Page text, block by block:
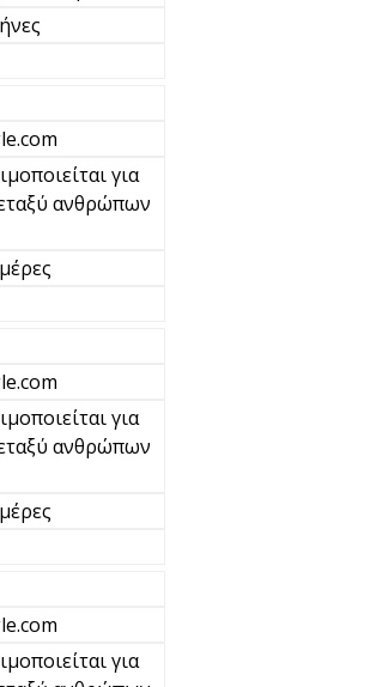
για
ανθρώπων
για
ανθρώπων
για